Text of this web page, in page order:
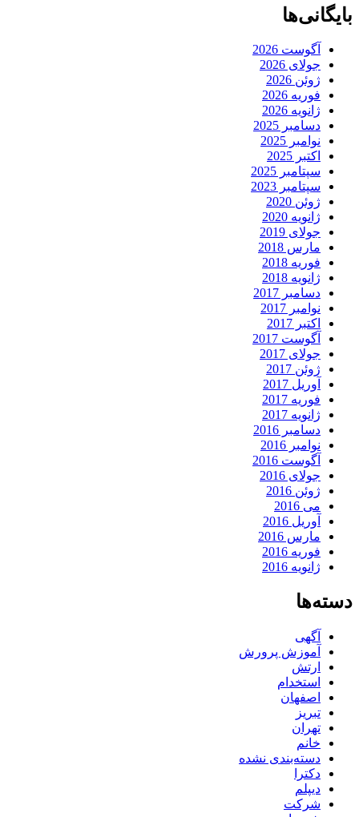
بایگانی‌ها
آگوست 2026
جولای 2026
ژوئن 2026
فوریه 2026
ژانویه 2026
دسامبر 2025
نوامبر 2025
اکتبر 2025
سپتامبر 2025
سپتامبر 2023
ژوئن 2020
ژانویه 2020
جولای 2019
مارس 2018
فوریه 2018
ژانویه 2018
دسامبر 2017
نوامبر 2017
اکتبر 2017
آگوست 2017
جولای 2017
ژوئن 2017
آوریل 2017
فوریه 2017
ژانویه 2017
دسامبر 2016
نوامبر 2016
آگوست 2016
جولای 2016
ژوئن 2016
می 2016
آوریل 2016
مارس 2016
فوریه 2016
ژانویه 2016
دسته‌ها
آگهی
آموزش پرورش
ارتش
استخدام
اصفهان
تبریز
تهران
خانم
دسته‌بندی نشده
دکترا
دیپلم
شرکت